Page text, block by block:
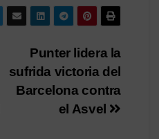
Punter lidera la
sufrida victoria del
Barcelona contra
el Asvel